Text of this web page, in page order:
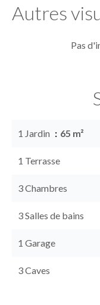
Autres
Pas
1 Jardin 65 m²
1 Terrasse
3 Chambres
3 Salles de bains
1 Garage
3 Caves